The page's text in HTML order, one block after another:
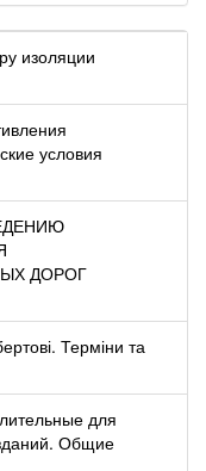
изоляции
условия
ДОРОГ
Терміни та
для
Общие